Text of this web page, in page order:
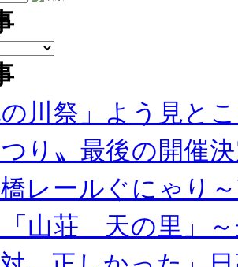
川祭」よう見と
り〟最後の開催
レールぐにゃり
山荘 天の里」～